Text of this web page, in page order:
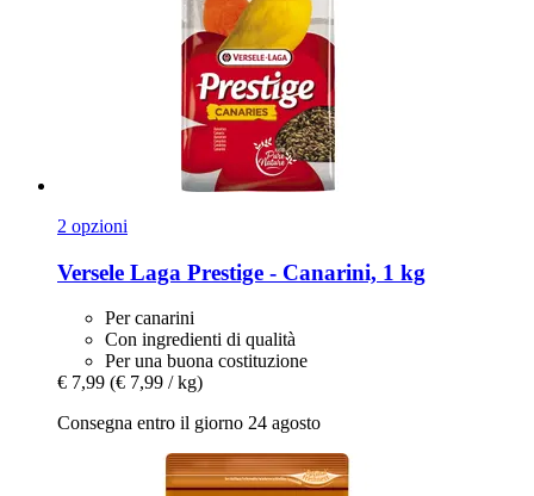
2 opzioni
Versele Laga Prestige -​ Canarini, 1 kg
Per canarini
Con ingredienti di qualità
Per una buona costituzione
€ 7,99 (€ 7,99 / kg)
Consegna entro il giorno 24 agosto